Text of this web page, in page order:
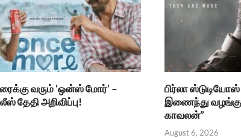
வரும் ‘ஒன்ஸ் மோர்’ –
தேதி அறிவிப்பு!
பிர்லா
இணைந்து
காவலன்”
August 6, 2026